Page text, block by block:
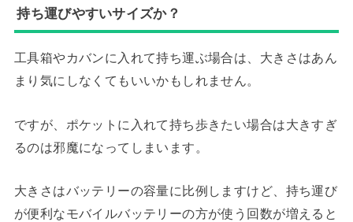
持ち運びやすいサイズか？
工具箱やカバンに入れて持ち運ぶ場合は、大きさはあん
まり気にしなくてもいいかもしれません。
ですが、ポケットに入れて持ち歩きたい場合は大きすぎ
るのは邪魔になってしまいます。
大きさはバッテリーの容量に比例しますけど、持ち運び
が便利なモバイルバッテリーの方が使う回数が増えると